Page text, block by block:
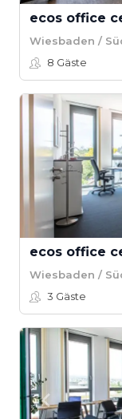
ecos office
Wiesbaden /
8 Gäste
ecos office
Wiesbaden /
3 Gäste